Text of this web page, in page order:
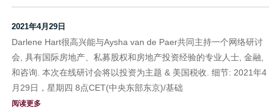
2021年4月29日
Darlene Hart很高兴能与Aysha van de Paer共同主持一个网络研讨
会, 具有国际房地产、私募股权和房地产投资经验的专业人士, 金融,
和咨询. 本次在线研讨会将以投资为主题 & 美国税收. 细节: 2021年4
月29日，星期四 8点CET(中央东部东京)/基础
阅读更多